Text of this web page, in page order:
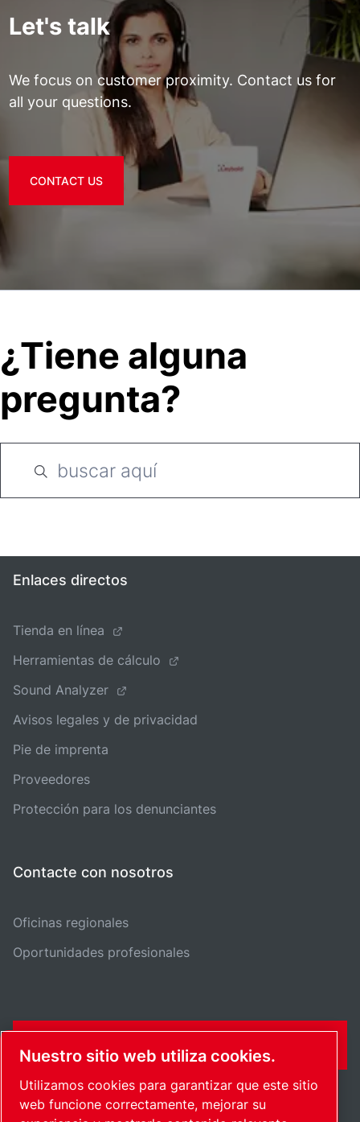
Let's talk
We focus on customer proximity. Contact us for
all your questions.
CONTACT US
¿Tiene alguna
pregunta?
Enlaces directos
Tienda en línea
Herramientas de cálculo
Sound Analyzer
Avisos legales y de privacidad
Pie de imprenta
Proveedores
Protección para los denunciantes
Contacte con nosotros
Oficinas regionales
Oportunidades profesionales
Nuestro sitio web utiliza cookies.
Utilizamos cookies para garantizar que este sitio
web funcione correctamente, mejorar su